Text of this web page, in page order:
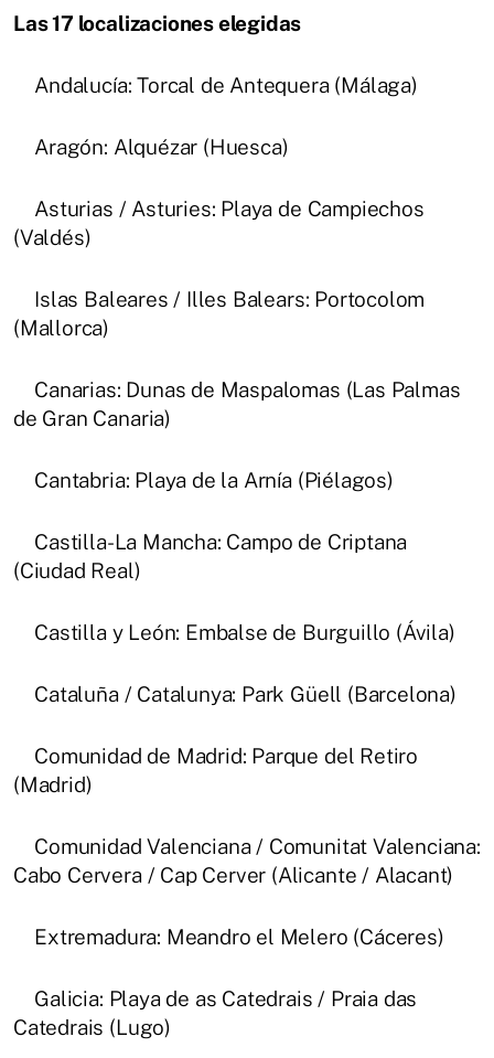
Las 17 localizaciones elegidas
Andalucía: Torcal de Antequera (Málaga)
Aragón: Alquézar (Huesca)
Asturias / Asturies: Playa de Campiechos
(Valdés)
Islas Baleares / Illes Balears: Portocolom
(Mallorca)
Canarias: Dunas de Maspalomas (Las Palmas
de Gran Canaria)
Cantabria: Playa de la Arnía (Piélagos)
Castilla-La Mancha: Campo de Criptana
(Ciudad Real)
Castilla y León: Embalse de Burguillo (Ávila)
Cataluña / Catalunya: Park Güell (Barcelona)
Comunidad de Madrid: Parque del Retiro
(Madrid)
Comunidad Valenciana / Comunitat Valenciana:
Cabo Cervera / Cap Cerver (Alicante / Alacant)
Extremadura: Meandro el Melero (Cáceres)
Galicia: Playa de as Catedrais / Praia das
Catedrais (Lugo)